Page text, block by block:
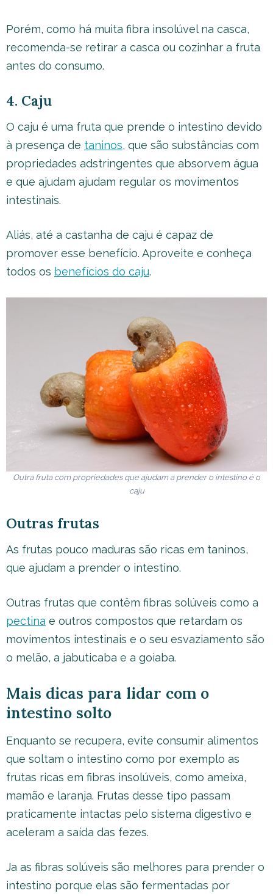
Porém, como há muita fibra insolúvel na casca,
recomenda-se retirar a casca ou cozinhar a fruta
antes do consumo.
4. Caju
O caju é uma fruta que prende o intestino devido
à presença de taninos, que são substâncias com
propriedades adstringentes que absorvem água
e que ajudam ajudam regular os movimentos
intestinais.
Aliás, até a castanha de caju é capaz de
promover esse benefício. Aproveite e conheça
todos os benefícios do caju.
Outra fruta com propriedades que ajudam a prender o intestino é o
caju
Outras frutas
As frutas pouco maduras são ricas em taninos,
que ajudam a prender o intestino.
Outras frutas que contêm fibras solúveis como a
pectina e outros compostos que retardam os
movimentos intestinais e o seu esvaziamento são
o melão, a jabuticaba e a goiaba.
Mais dicas para lidar com o
intestino solto
Enquanto se recupera, evite consumir alimentos
que soltam o intestino como por exemplo as
frutas ricas em fibras insolúveis, como ameixa,
mamão e laranja. Frutas desse tipo passam
praticamente intactas pelo sistema digestivo e
aceleram a saída das fezes.
Ja as fibras solúveis são melhores para prender o
intestino porque elas são fermentadas por